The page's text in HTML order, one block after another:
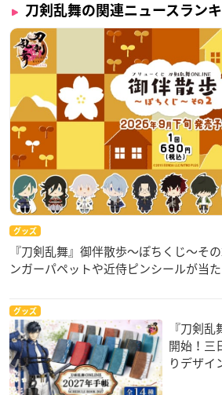
刀剣乱舞の関連ニュースラン
グッズ
『刀剣乱舞』御伴散歩～ぽちくじ～そ
ンガーパペットや近侍ピンシールが当
グッズ
『刀剣
開始！三
りデザイ